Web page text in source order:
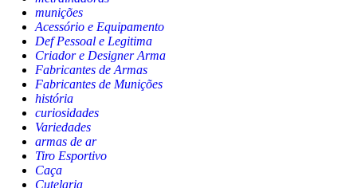
munições
Acessório e Equipamento
Def Pessoal e Legitima
Criador e Designer Arma
Fabricantes de Armas
Fabricantes de Munições
história
curiosidades
Variedades
armas de ar
Tiro Esportivo
Caça
Cutelaria